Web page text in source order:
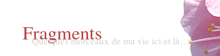
Fragments
Quelques morceaux de ma vie ici et là…